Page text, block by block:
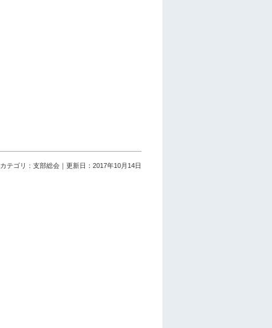
カテゴリ：支部総会｜更新日：2017年10月14日